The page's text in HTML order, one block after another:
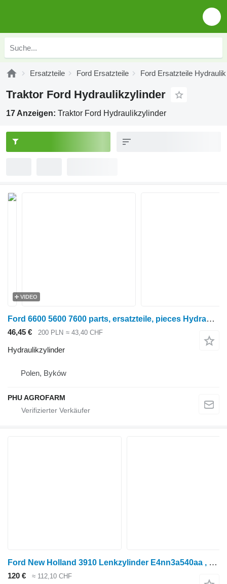
Ersatzteile Ford Ersatzteile Ford Ersatzteile Hydraulik
Traktor Ford Hydraulikzylinder
17 Anzeigen: Traktor Ford Hydraulikzylinder
VIDEO
Ford 6600 5600 7600 parts, ersatzteile, pieces Hydraulikzylinder für Ford 6600 5600 7600 Radtraktor
46,45 € 200 PLN ≈ 43,40 CHF
Hydraulikzylinder
Polen, Byków
PHU AGROFARM
Ford New Holland 3910 Lenkzylinder E4nn3a540aa , E4nn3d547aa E4NN3A540AA Hydraulikzylinder für Ford 3910 Radtraktor
120 € ≈ 112,10 CHF